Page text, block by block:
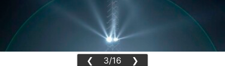
❮ 3/16 ❯